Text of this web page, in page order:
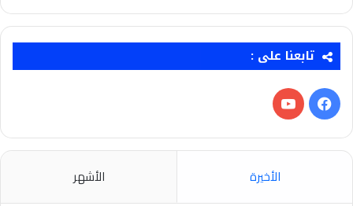
تابعنا على :
فيسبوك‫YouTube
الأخيرة الأشهر